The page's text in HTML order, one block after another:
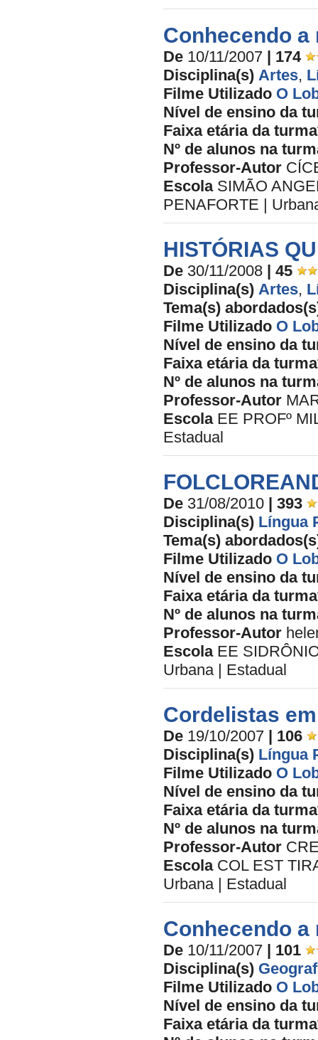
Conhecendo
De 10/11/2007 | 174
Disciplina(s) Artes,
Filme Utilizado O
Nível de ensino da
Faixa etária da
Nº de alunos na
Professor-Autor
Escola SIMÃO
PENAFORTE |
HISTÓRIAS
De 30/11/2008 | 45
Disciplina(s) Artes,
Tema(s)
Filme Utilizado O
Nível de ensino da
Faixa etária da
Nº de alunos na
Professor-Autor
Escola EE PROFº
Estadual
De 31/08/2010 | 393
Disciplina(s) Língua
Tema(s)
Filme Utilizado O
Nível de ensino da
Faixa etária da
Nº de alunos na
Professor-Autor
Escola EE
Urbana | Estadual
Cordelistas
De 19/10/2007 | 106
Disciplina(s) Língua
Filme Utilizado O
Nível de ensino da
Faixa etária da
Nº de alunos na
Professor-Autor
Escola COL EST
Urbana | Estadual
Conhecendo
De 10/11/2007 | 101
Disciplina(s)
Filme Utilizado O
Nível de ensino da
Faixa etária da